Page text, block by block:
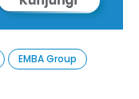
EMBA Group